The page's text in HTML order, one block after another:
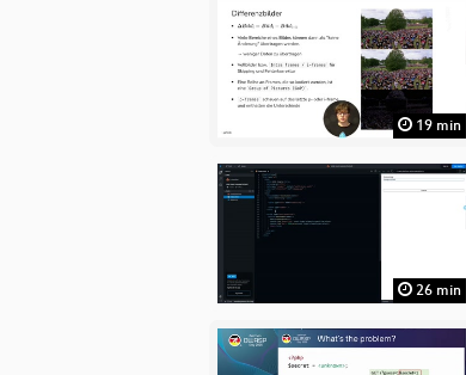
19 min
26 min